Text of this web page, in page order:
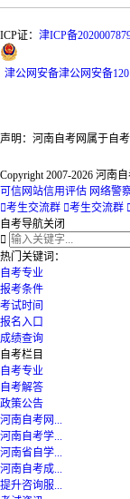
ICP证： 津ICP备
津公网安备津公网安备
声明：河南自考网属于自
Copyright 2007-2026 河南
可信网站信用评估 网络警
考生交流群 考生交流群
自考导航关闭

热门关键词：
自考专业
报考条件
考试时间
报名入口
成绩查询
自考栏目
自考专业
自考解答
政策公告
河南自考网...
河南自考学...
河南省自学...
河南自考成...
提升咨询服...